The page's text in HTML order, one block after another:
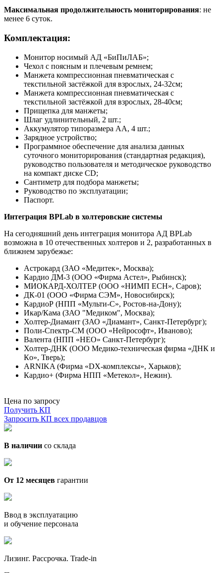
Максимальная продолжительность мониторирования: не
менее 6 суток.
Комплектация:
Монитор носимый АД «БиПиЛАБ»;
Чехол с поясным и плечевым ремнем;
Манжета компрессионная пневматическая с
текстильной застёжкой для взрослых, 24-32см;
Манжета компрессионная пневматическая с
текстильной застёжкой для взрослых, 28-40см;
Прищепка для манжеты;
Шлаг удлинительный, 2 шт.;
Аккумулятор типоразмера АА, 4 шт.;
Зарядное устройство;
Программное обеспечение для анализа данных
суточного мониторирования (стандартная редакция),
руководство пользователя и методическое руководство
на компакт диске CD;
Сантиметр для подбора манжеты;
Руководство по эксплуатации;
Паспорт.
Интеграция BPLab в холтеровские системы
На сегодняшний день интеграция монитора АД BPLab
возможна в 10 отечественных холтеров и 2, разработанных в
ближнем зарубежье:
Астрокард (ЗАО «Медитек», Москва);
Кардио ДМ-3 (ООО «Фирма Астел», Рыбинск);
МИОКАРД-ХОЛТЕР (ООО «НИМП ЕСН», Саров);
ДК-01 (ООО «Фирма СЭМ», Новосибирск);
КардиоР (НПП «Мульти-С», Ростов-на-Дону);
Икар/Кама (ЗАО "Медиком", Москва);
Холтер-Диамант (ЗАО «Диамант», Санкт-Петербург);
Поли-Спектр-СМ (ООО «Нейрософт», Иваново);
Валента (НПП «НЕО» Санкт-Петербург);
Холтер-ДНК (ООО Медико-техническая фирма «ДНК и
Кo», Тверь);
ARNIKA (Фирма «DX-комплексы», Харьков);
Кардио+ (Фирма НПП «Метекол», Нежин).
Цена по запросу
Получить КП
Запросить КП всех продавцов
В наличии со склада
От 12 месяцев гарантии
Ввод в эксплуатацию
и обучение персонала
Лизинг. Рассрочка. Trade-in